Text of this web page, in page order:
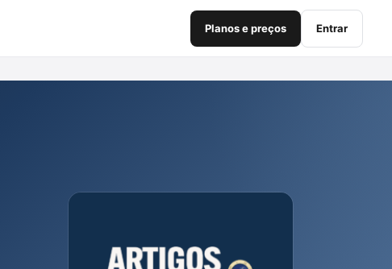
Planos e preços Entrar